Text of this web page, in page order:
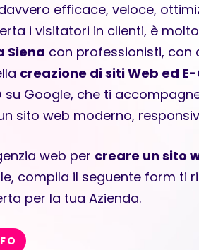
efficace, veloce,
i visitatori in clienti, è
Siena con professionisti, con
creazione di siti Web ed
su Google, che ti
sito web moderno,
web per creare un sito
compila il seguente form ti
per la tua Azienda.